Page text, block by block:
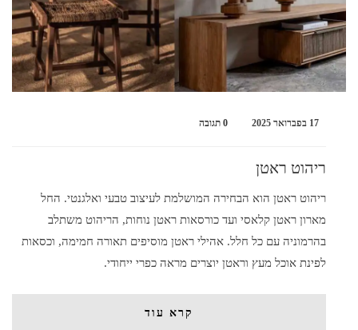
17 בפברואר 2025 0 תגובה
ריהוט ראטן
ריהוט ראטן הוא הבחירה המושלמת לעיצוב טבעי ואלגנטי. החל
מארון ראטן קלאסי ועד כורסאות ראטן נוחות, הריהוט משתלב
בהרמוניה עם כל חלל. אהילי ראטן מוסיפים תאורה חמימה, וכסאות
לפינת אוכל מעץ וראטן יוצרים מראה כפרי ייחודי.
קרא עוד